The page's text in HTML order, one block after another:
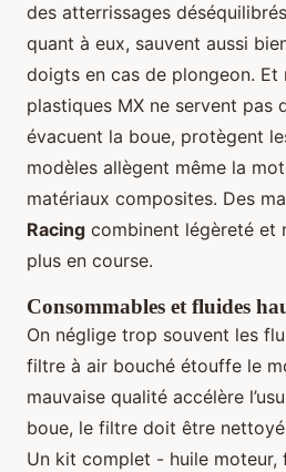
des atterrissages
quant à eux, sauvent aussi
doigts en cas de plongeon. Et
plastiques MX ne servent pas
évacuent la boue, protègent
modèles allègent même la
matériaux composites. Des
Racing combinent légèreté et
plus en course.
Consommables et fluides
On néglige trop souvent les
filtre à air bouché étouffe le
mauvaise qualité accélère
boue, le filtre doit être
Un kit complet - huile moteur,